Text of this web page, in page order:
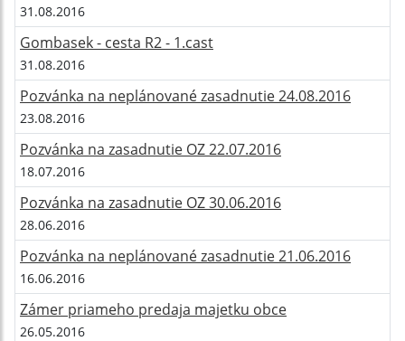
31.08.2016
Gombasek - cesta R2 - 1.cast
31.08.2016
Pozvánka na neplánované zasadnutie 24.08.2016
23.08.2016
Pozvánka na zasadnutie OZ 22.07.2016
18.07.2016
Pozvánka na zasadnutie OZ 30.06.2016
28.06.2016
Pozvánka na neplánované zasadnutie 21.06.2016
16.06.2016
Zámer priameho predaja majetku obce
26.05.2016